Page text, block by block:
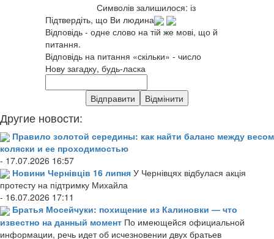
Символів залишилося: із
Підтвердіть, що Ви людина
Відповідь - одне слово на тій же мові, що й
питання.
Відповідь на питання «скільки» - число
Нову загадку, будь-ласка
Другие новости:
Правило золотой середины: как найти баланс между весом
коляски и ее проходимостью
- 17.07.2026 16:57
Новини Чернівців 16 липня У Чернівцях відбулася акція
протесту на підтримку Михайла
- 16.07.2026 17:11
Братья Мосейчуки: похищение из Калиновки — что
известно на данный момент По имеющейся официальной
информации, речь идет об исчезновении двух братьев